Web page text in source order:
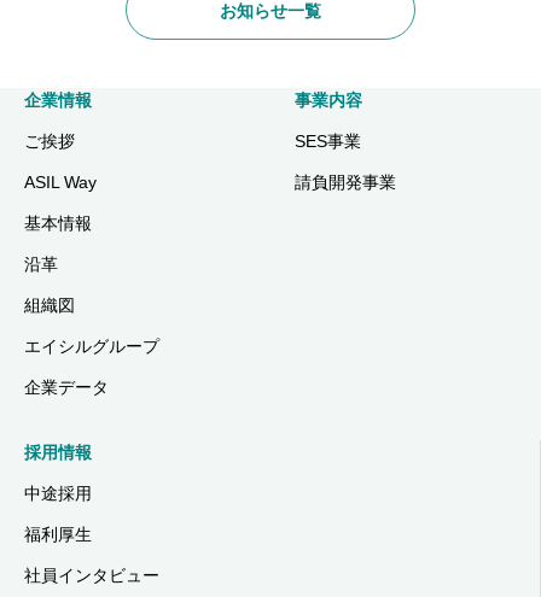
お知らせ一覧
企業情報
ご挨拶
ASIL Way
基本情報
沿革
組織図
エイシルグループ
企業データ
事業内容
SES事業
請負開発事業
採用情報
中途採用
福利厚生
社員インタビュー